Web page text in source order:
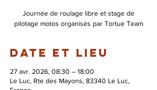
Journée de roulage libre et stage de
pilotage motos organisés par Tortue Team
Date et lieu
27 avr. 2026, 08:30 – 18:00
Le Luc, Rte des Mayons, 83340 Le Luc,